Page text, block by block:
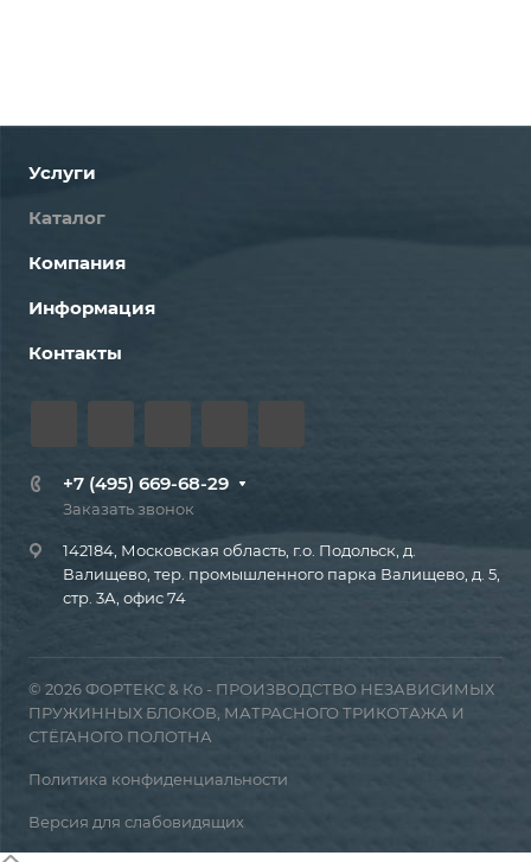
Услуги
Каталог
Компания
Информация
Контакты
+7 (495) 669-68-29
Заказать звонок
142184, Московская область, г.о. Подольск, д.
Валищево, тер. промышленного парка Валищево, д. 5,
стр. 3А, офис 74
© 2026 ФОРТЕКС & Ко - ПРОИЗВОДСТВО НЕЗАВИСИМЫХ
ПРУЖИННЫХ БЛОКОВ, МАТРАСНОГО ТРИКОТАЖА И
СТЁГАНОГО ПОЛОТНА
Политика конфиденциальности
Версия для слабовидящих